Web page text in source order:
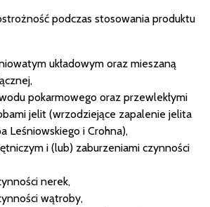
podczas stosowania produktu
układowym oraz mieszaną
pokarmowego oraz przewlekłymi
jelit (wrzodziejące zapalenie jelita
Leśniowskiego i Crohna),
i (lub) zaburzeniami czynności
nerek,
wątroby,